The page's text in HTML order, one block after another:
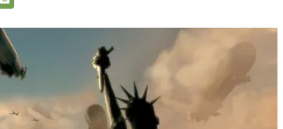
MAIL